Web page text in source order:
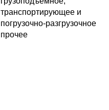
транспортирующее и
погрузочно-разгрузочное
прочее